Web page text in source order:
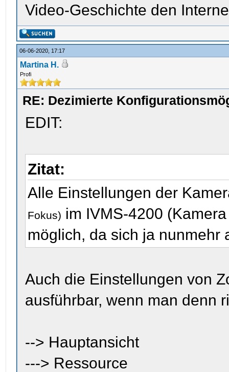
Video-Geschichte den
06-06-2020, 17:17
Martina H.
Profi
RE: Dezimierte
EDIT:
Zitat:
Alle Einstellungen der
Fokus) im IVMS-4200
möglich, da sich ja nunmehr
Auch die Einstellungen von
ausführbar, wenn man denn
--> Hauptansicht
---> Ressource